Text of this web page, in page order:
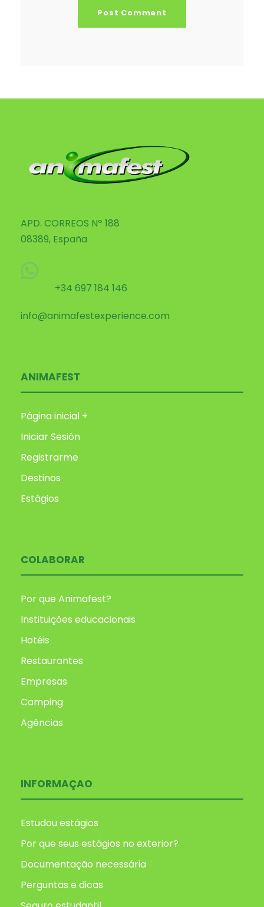
APD. CORREOS Nº 188
08389, España
+34 697 184 146
info@animafestexperience.com
ANIMAFEST
Página inicial +
Iniciar Sesión
Registrarme
Destinos
Estágios
COLABORAR
Por que Animafest?
Instituições educacionais
Hotéis
Restaurantes
Empresas
Camping
Agências
INFORMAÇAO
Estudou estágios
Por que seus estágios no exterior?
Documentação necessária
Perguntas e dicas